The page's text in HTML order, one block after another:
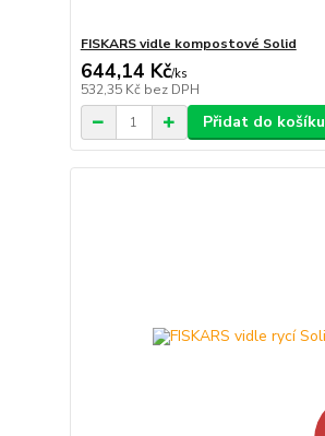
FISKARS vidle kompostové Solid
644,14 Kč/ks
532,35 Kč bez DPH
Přidat do košíku